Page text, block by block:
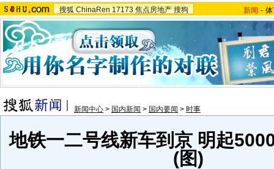
搜狐 ChinaRen 17173 焦点房地产 搜狗 新闻 -
新闻中心 > 国内新闻 > 国内要闻 > 时事
地铁一二号线新车到京 明起
(图)